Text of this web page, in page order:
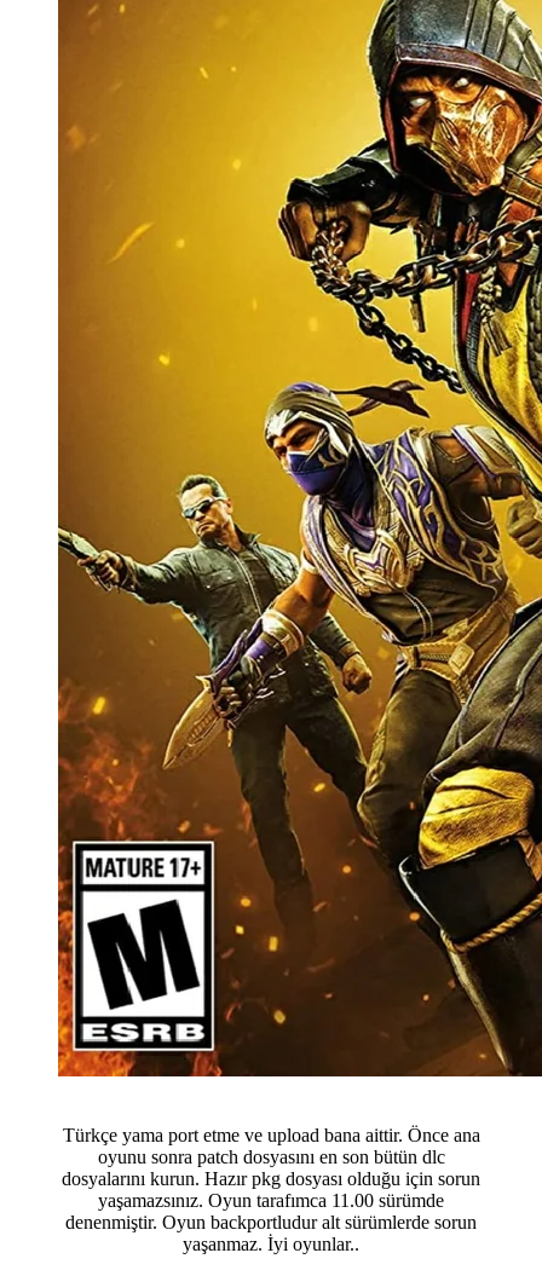
Türkçe yama port etme ve upload bana aittir. Önce ana
oyunu sonra patch dosyasını en son bütün dlc
dosyalarını kurun. Hazır pkg dosyası olduğu için sorun
yaşamazsınız. Oyun tarafımca 11.00 sürümde
denenmiştir. Oyun backportludur alt sürümlerde sorun
yaşanmaz. İyi oyunlar..